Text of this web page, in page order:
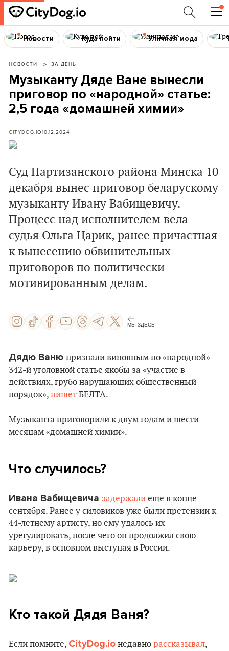
Новости Куда пойти Уличная мода
НОВОСТИ ЗА ДЕНЬ
Музыканту Дяде Ване вынесли
приговор по «народной» статье:
2,5 года «домашней химии»
CITYDOG.IO10.12.2024
Суд Партизанского района Минска 10
декабря вынес приговор беларускому
музыканту Ивану Вабищевичу.
Процесс над исполнителем вела
судья Ольга Царик, ранее причастная
к вынесению обвинительных
приговоров по политически
мотивированным делам.
МЫ ЗДЕСЬ
Дядю Ваню признали виновным по «народной»
342-й уголовной статье якобы за «участие в
действиях, грубо нарушающих общественный
порядок», пишет БЕЛТА.
Музыканта приговорили к двум годам и шести
месяцам «домашней химии».
Что случилось?
Ивана Вабищевича задержали еще в конце
сентября. Ранее у силовиков уже были претензии к
44-летнему артисту, но ему удалось их
урегулировать, после чего он продолжил свою
карьеру, в основном выступая в России.
Кто такой Дядя Ваня?
Если помните, CityDog.io недавно рассказывал,